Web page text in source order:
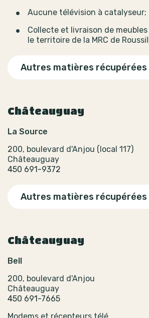
Aucune télévision à catalyseur;
Collecte et livraison de
le territoire de la MRC de
Autres matières récupérées
Châteauguay
La Source
200, boulevard d'Anjou (local 117)
Châteauguay
450 691-9372
Autres matières récupérées
Châteauguay
Bell
200, boulevard d'Anjou
Châteauguay
450 691-7665